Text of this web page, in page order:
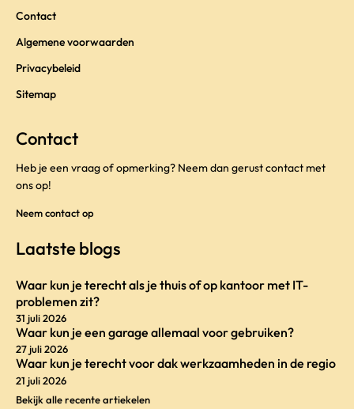
Contact
Algemene voorwaarden
Privacybeleid
Sitemap
Contact
Heb je een vraag of opmerking? Neem dan gerust contact met
ons op!
Neem contact op
Laatste blogs
Waar kun je terecht als je thuis of op kantoor met IT-
problemen zit?
31 juli 2026
Waar kun je een garage allemaal voor gebruiken?
27 juli 2026
Waar kun je terecht voor dak werkzaamheden in de regio
21 juli 2026
Bekijk alle recente artiekelen